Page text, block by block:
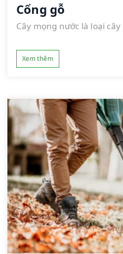
Cổng gỗ
Cây mọng nước là loại
Xem thêm